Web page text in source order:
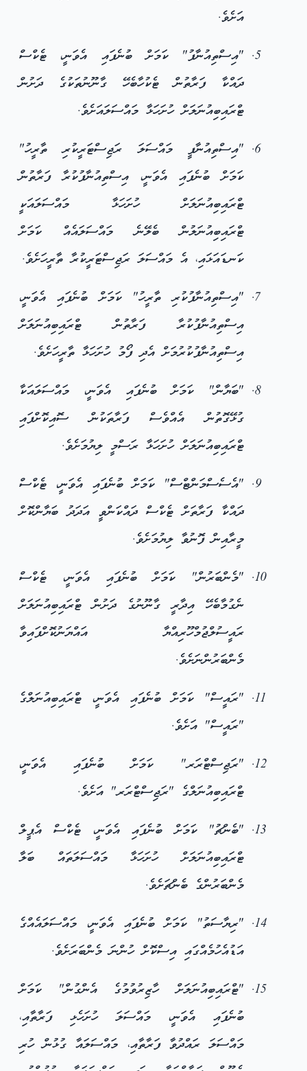
އަށެވެ.
"އިސްތިއުނާފު" ކަމަށް ބުނެފައި އެވަނީ، ޓެކްސް
ދައްކާ ފަރާތުން ޓެކުހާބެހޭ ގާނޫނުތަކުގެ ދަށުން
ޓްރައިބިއުނަލަށް ހުށަހަޅާ މައްސަލައަށެވެ.
"އިސްތިއުނާފީ މައްސަލަ ރަޖިސްޓަރީކުރި ތާރީހު"
ކަމަށް ބުނެފައި އެވަނީ، އިސްތިއުނާފުކުރާ ފަރާތުން
ޓްރައިބިއުނަލަށް ހުށަހަޅާ މައްސަލައަކީ
ޓްރައިބިއުނަލުން ބެލޭނެ މައްސަލައެއް ކަމަށް
ކަނޑައަޅައި، އެ މައްސަލަ ރަޖިސްޓަރީކުރާ ތާރީހަށެވެ.
"އިސްތިއުނާފުކުރި ތާރީހު" ކަމަށް ބުނެފައި އެވަނީ،
އިސްތިއުނާފުކުރާ ފަރާތުން ޓްރައިބިއުނަލަށް
އިސްތިއުނާފުކުރުމަށް އެދި ފޯމު ހުށަހަޅާ ތާރީހަށެވެ.
"ބަޔާން" ކަމަށް ބުނެފައި އެވަނީ، މައްސަލައަކާ
ގުޅޭގޮތުން އެއްވެސް ފަރާތަކުން ސޮއިކޮށްފައި
ޓްރައިބިއުނަލަށް ހުށަހަޅާ ރަސްމީ ލިޔުމަށެވެ.
"އެސެސްމަންޓްސް" ކަމަށް ބުނެފައި އެވަނީ، ޓެކްސް
ދައްކާ ފަރާތަށް ޓެކްސް ދައްކަންވީ އަދަދު ބަޔާންކޮށް
މީރާއިން ފޮނުވާ ލިޔުމަށެވެ.
"މެންބަރުން" ކަމަށް ބުނެފައި އެވަނީ، ޓެކްސް
ނެގުމާބެހޭ އިދާރީ ގާނޫނުގެ ދަށުން ޓްރައިބިއުނަލަށް
ރައީސުލްޖުމްހޫރިއްޔާ އައްޔަނުކޮށްފައިވާ
މެންބަރުންނަށެވެ.
"ރައީސް" ކަމަށް ބުނެފައި އެވަނީ، ޓްރައިބިއުނަލްގެ
"ރައީސް" އަށެވެ.
"ރަޖިސްޓްރަރ" ކަމަށް ބުނެފައި އެވަނީ،
ޓްރައިބިއުނަލްގެ "ރަޖިސްޓްރަރ" އަށެވެ.
"ބެންޗު" ކަމަށް ބުނެފައި އެވަނީ، ޓެކްސް އެޕީލް
ޓްރައިބިއުނަލަށް ހުށަހަޅާ މައްސަލަތައް ބަލާ
މެންބަރުންގެ ބެންޗަށެވެ.
"ރިޔާސަތު" ކަމަށް ބުނެފައި އެވަނީ، މައްސަލައެއްގެ
އަޑުއެހުމެއްގައި އިސްކޮށް ހުންނަ މެންބަރަށެވެ.
"ޓްރައިބިއުނަލަށް ހާޒިރުވުމުގެ އެންގުން" ކަމަށް
ބުނެފައި އެވަނީ، މައްސަލަ ހުށަހެޅި ފަރާތާއި،
މައްސަލަ ރައްދުވާ ފަރާތާއި، މައްސަލައާ ގުޅުން ހުރި